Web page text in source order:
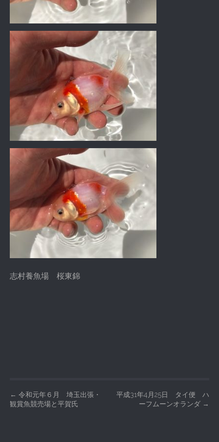
志村養魚場 桜東錦
P
o
← 令和元年６月 埼玉出張・
観賞魚競売場と平賀氏
平成31年4月25日 タイ便 ハ
ーフムーンオランダ →